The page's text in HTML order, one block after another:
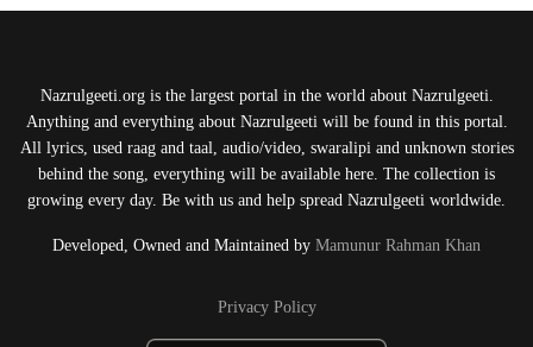
Nazrulgeeti.org is the largest portal in the world about Nazrulgeeti.
Anything and everything about Nazrulgeeti will be found in this portal.
All lyrics, used raag and taal, audio/video, swaralipi and unknown stories
behind the song, everything will be available here. The collection is
growing every day. Be with us and help spread Nazrulgeeti worldwide.
Developed, Owned and Maintained by Mamunur Rahman Khan
Privacy Policy